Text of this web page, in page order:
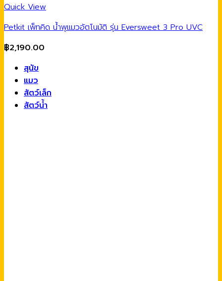
Quick View
Petkit เพ็ทคิด น้ำพุแมวอัตโนมัติ รุ่น Eversweet 3 Pro UVC
฿2,190.00
สุนัข
แมว
สัตว์เล็ก
สัตว์น้ำ